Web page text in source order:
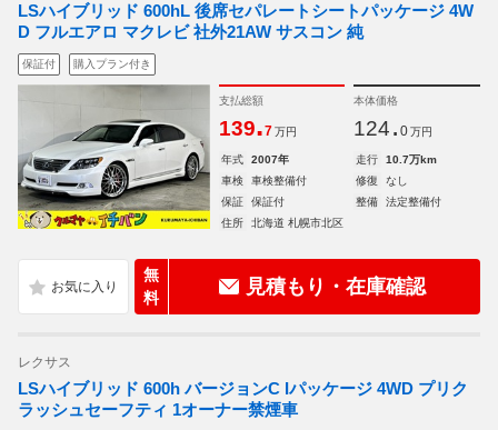
LSハイブリッド 600hL 後席セパレートシートパッケージ 4W
D フルエアロ マクレビ 社外21AW サスコン 純
保証付 購入プラン付き
支払総額
139.7 万円
本体価格
124. 0 万円
年式 2007年 走行
10.7万km
車検
車検整備付 修復
なし
保証
保証付 整備
法定整備付
住所
北海道 札幌市北区
無
料
見積もり・在庫確認
レクサス
LSハイブリッド 600h バージョンC Iパッケージ 4WD プリク
ラッシュセーフティ 1オーナー禁煙車